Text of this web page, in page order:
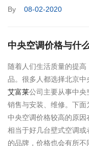
By 08-02-2020
中央空调价格与什
随着人们生活质量的提
品。很多人都选择北京中
艾富莱公司主要从事中央
销售与安装、维修。下
中央空调价格较高的原
相当于好几台壁式空调
的品牌，价格也会有所